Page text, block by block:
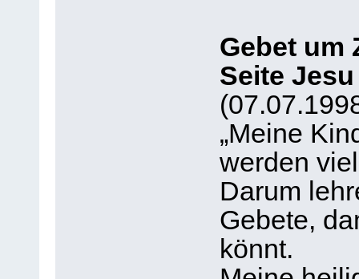
Gebet um
Seite
„Meine
werden
Darum
Gebete,
könnt.